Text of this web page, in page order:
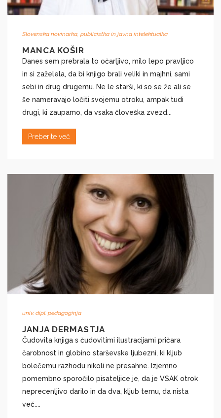
Slovenska novinarka, publicistka in javna intelektualka
MANCA KOŠIR
Danes sem prebrala to očarljivo, milo lepo pravljico
in si zaželela, da bi knjigo brali veliki in majhni, sami
sebi in drug drugemu. Ne le starši, ki so se že ali se
še nameravajo ločiti svojemu otroku, ampak tudi
drugi, ki zaupamo, da vsaka človeška zvezd...
Preberite več
univ. dipl. pedagoginja
JANJA DERMASTJA
Čudovita knjiga s čudovitimi ilustracijami pričara
čarobnost in globino starševske ljubezni, ki kljub
bolečemu razhodu nikoli ne presahne. Izjemno
pomembno sporočilo pisateljice je, da je VSAK otrok
neprecenljivo darilo in da dva, kljub temu, da nista
več....